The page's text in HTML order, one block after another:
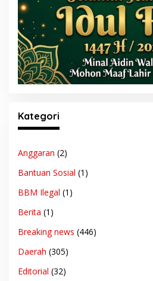
Kategori
Anggaran (2)
Bantuan Sosial (1)
BBM Ilegal (1)
Berita (1)
Breaking news (446)
Daerah (305)
Editorial (32)